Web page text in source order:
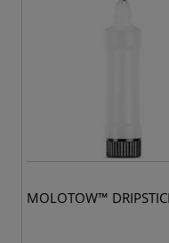
MOLOTOW™